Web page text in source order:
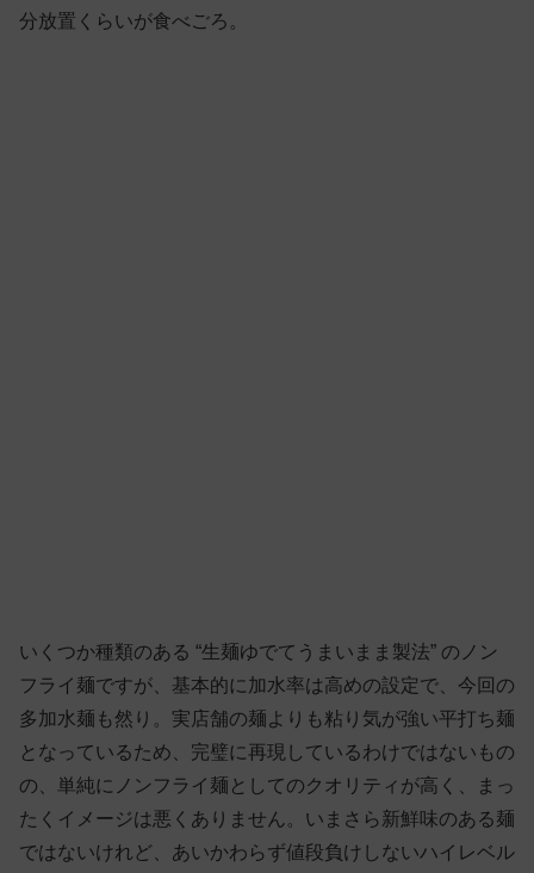
分放置くらいが食べごろ。
いくつか種類のある “生麺ゆでてうまいまま製法” のノン
フライ麺ですが、基本的に加水率は高めの設定で、今回の
多加水麺も然り。実店舗の麺よりも粘り気が強い平打ち麺
となっているため、完璧に再現しているわけではないもの
の、単純にノンフライ麺としてのクオリティが高く、まっ
たくイメージは悪くありません。いまさら新鮮味のある麺
ではないけれど、あいかわらず値段負けしないハイレベル